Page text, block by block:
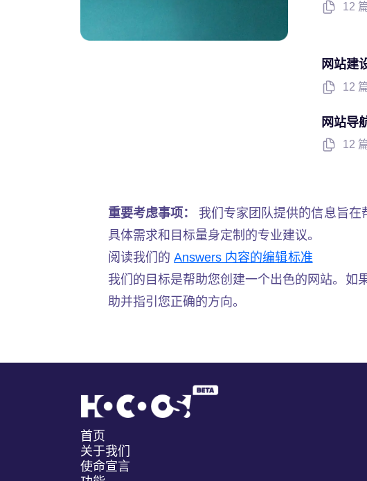
12
网站建
12
网站导
12
重要考虑事项：
我们专家团队提供的信息旨
具体需求和目标量身定制的专业建议。
阅读我们的Answers 内容的编辑标准
我们的目标是帮助您创建一个出色的网站。
助并指引您正确的方向。
首页
关于我们
使命宣言